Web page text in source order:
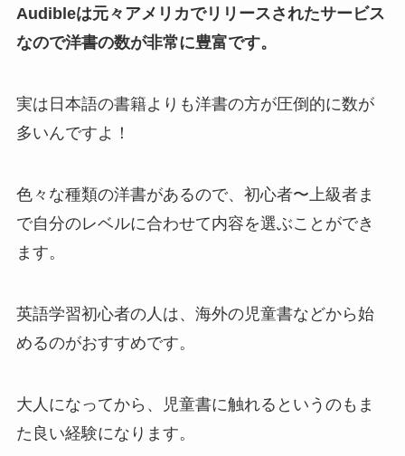
Audibleは元々アメリカでリリースされたサービス
なので洋書の数が非常に豊富です。
実は日本語の書籍よりも洋書の方が圧倒的に数が
多いんですよ！
色々な種類の洋書があるので、初心者〜上級者ま
で自分のレベルに合わせて内容を選ぶことができ
ます。
英語学習初心者の人は、海外の児童書などから始
めるのがおすすめです。
大人になってから、児童書に触れるというのもま
た良い経験になります。